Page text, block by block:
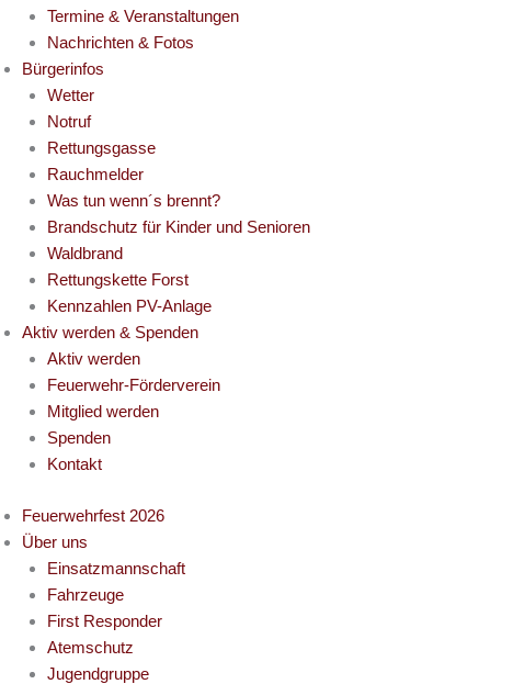
Termine & Veranstaltungen
Nachrichten & Fotos
Bürgerinfos
Wetter
Notruf
Rettungsgasse
Rauchmelder
Was tun wenn´s brennt?
Brandschutz für Kinder und Senioren
Waldbrand
Rettungskette Forst
Kennzahlen PV-Anlage
Aktiv werden & Spenden
Aktiv werden
Feuerwehr-Förderverein
Mitglied werden
Spenden
Kontakt
Feuerwehrfest 2026
Über uns
Einsatzmannschaft
Fahrzeuge
First Responder
Atemschutz
Jugendgruppe